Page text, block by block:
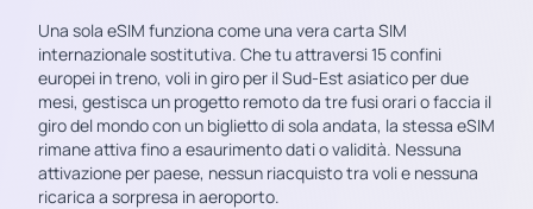
Una sola eSIM funziona come una vera carta SIM
internazionale sostitutiva. Che tu attraversi 15 confini
europei in treno, voli in giro per il Sud-Est asiatico per due
mesi, gestisca un progetto remoto da tre fusi orari o faccia il
giro del mondo con un biglietto di sola andata, la stessa eSIM
rimane attiva fino a esaurimento dati o validità. Nessuna
attivazione per paese, nessun riacquisto tra voli e nessuna
ricarica a sorpresa in aeroporto.